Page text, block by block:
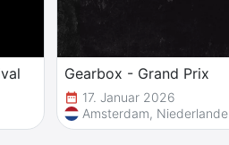
Gearbox - Grand Prix
date_range 17. Januar 2026
Amsterdam, Niederlande